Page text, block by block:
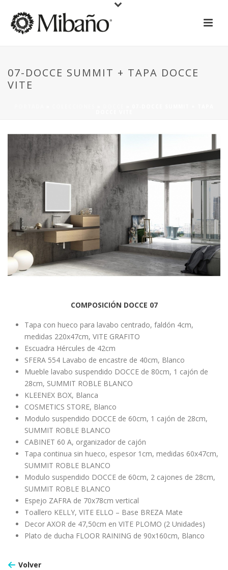
07-DOCCE SUMMIT + TAPA DOCCE
VITE
COMPOSICIÓN DOCCE 07
Tapa con hueco para lavabo centrado, faldón 4cm,
medidas 220x47cm, VITE GRAFITO
Escuadra Hércules de 42cm
SFERA 554 Lavabo de encastre de 40cm, Blanco
Mueble lavabo suspendido DOCCE de 80cm, 1 cajón de
28cm, SUMMIT ROBLE BLANCO
KLEENEX BOX, Blanca
COSMETICS STORE, Blanco
Modulo suspendido DOCCE de 60cm, 1 cajón de 28cm,
SUMMIT ROBLE BLANCO
CABINET 60 A, organizador de cajón
Tapa continua sin hueco, espesor 1cm, medidas 60x47cm,
SUMMIT ROBLE BLANCO
Modulo suspendido DOCCE de 60cm, 2 cajones de 28cm,
SUMMIT ROBLE BLANCO
Espejo ZAFRA de 70x78cm vertical
Toallero KELLY, VITE ELLO – Base BREZA Mate
Decor AXOR de 47,50cm en VITE PLOMO (2 Unidades)
Plato de ducha FLOOR RAINING de 90x160cm, Blanco
Volver